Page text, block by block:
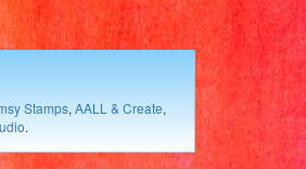
Stamps, AALL & Create,
.